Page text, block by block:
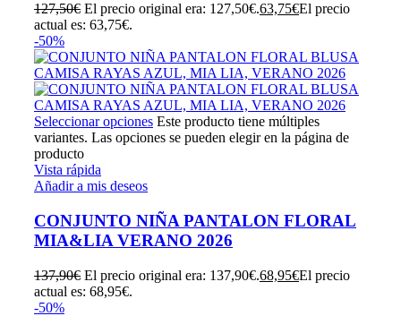
127,50€ El precio original era: 127,50€.63,75€El precio
actual es: 63,75€.
-50%
Seleccionar opciones Este producto tiene múltiples
variantes. Las opciones se pueden elegir en la página de
producto
Vista rápida
Añadir a mis deseos
CONJUNTO NIÑA PANTALON FLORAL
MIA&LIA VERANO 2026
137,90€ El precio original era: 137,90€.68,95€El precio
actual es: 68,95€.
-50%